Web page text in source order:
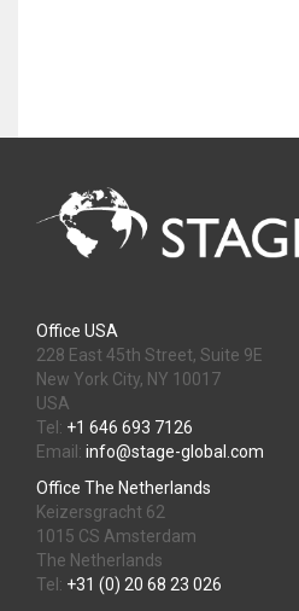
Office USA
228 East 45th Street, Suite 9E
New York City, NY 10017
USA
Tel: +1 646 693 7126
Email: info@stage-global.com
Office The Netherlands
Keizersgracht 62
1015 CS Amsterdam
The Netherlands
Tel: +31 (0) 20 68 23 026